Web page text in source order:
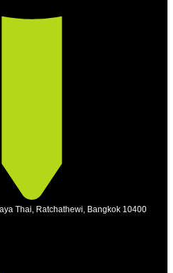
Thai, Ratchathewi, Bangkok 10400